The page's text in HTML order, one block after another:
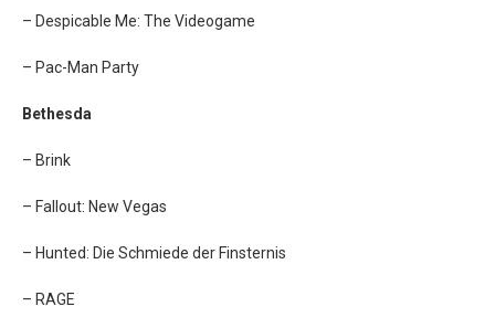
– Despicable Me: The Videogame
– Pac-Man Party
Bethesda
– Brink
– Fallout: New Vegas
– Hunted: Die Schmiede der Finsternis
– RAGE